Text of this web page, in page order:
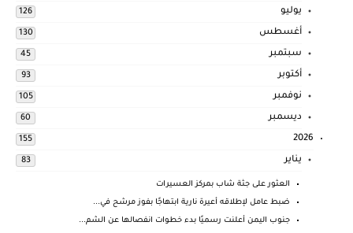
يوليو 126
أغسطس 130
سبتمبر 45
أكتوبر 93
نوفمبر 105
ديسمبر 60
2026
155
يناير 83
العثور على جثة شاب بمركز العسيرات
ضبط عامل لإطلاقه أعيرة نارية ابتهاجًا بفوز مرشح في...
جنوب اليمن أعلنت رسميًا بدء خطوات انفصالها عن الشم...